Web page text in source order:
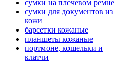
сумки на плечевом ремне
сумки для документов из
кожи
барсетки кожаные
планшеты кожаные
портмоне, кошельки и
клатчи